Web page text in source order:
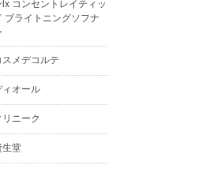
lx コンセントレイティッ
ブライトニングソフナ
スメデコルテ
ィオール
リニーク
生堂